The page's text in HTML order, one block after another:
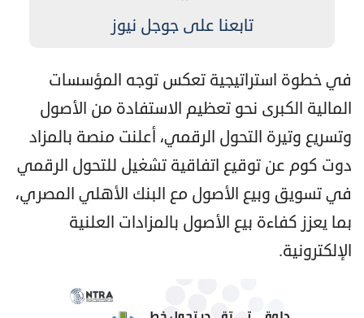
تابعنا على جوجل نيوز
في خطوة استراتيجية تعكس توجه المؤسسات
المالية الكبرى نحو تعظيم الاستفادة من الأصول
وتسريع وتيرة التحول الرقمي، أعلنت منصة بالمزاد
دوت كوم عن توقيع اتفاقية تشغيل للتحول الرقمي
في تسويق وبيع الأصول مع البنك الأهلي المصري،
بما يعزز كفاءة بيع الأصول بالمزادات العلنية
الإلكترونية.